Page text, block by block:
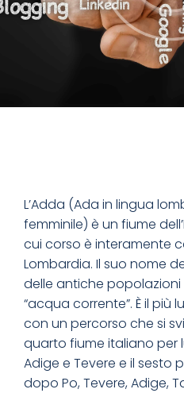
L’Adda (Ada in lingua
femminile) è un fiume
cui corso è interamente
Lombardia. Il suo nome
delle antiche popolazioni
“acqua corrente”. È il più
con un percorso che si
quarto fiume italiano per
Adige e Tevere e il sesto
dopo Po, Tevere, Adige,